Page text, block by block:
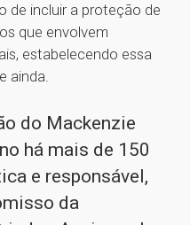
de incluir a proteção de
que envolvem
estabelecendo essa
ainda.
do Mackenzie
há mais de 150
e responsável,
da